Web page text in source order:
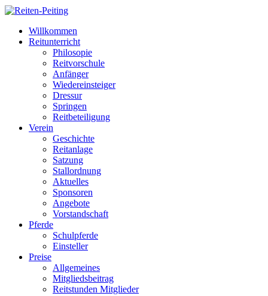
Willkommen
Reitunterricht
Philosopie
Reitvorschule
Anfänger
Wiedereinsteiger
Dressur
Springen
Reitbeteiligung
Verein
Geschichte
Reitanlage
Satzung
Stallordnung
Aktuelles
Sponsoren
Angebote
Vorstandschaft
Pferde
Schulpferde
Einsteller
Preise
Allgemeines
Mitgliedsbeitrag
Reitstunden Mitglieder